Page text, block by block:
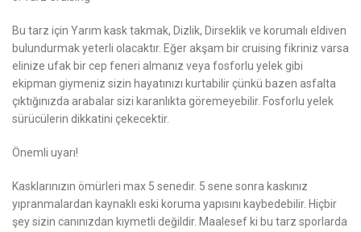
Bu tarz için Yarım kask takmak, Dizlik, Dirseklik ve korumalı eldiven
bulundurmak yeterli olacaktır. Eğer akşam bir cruising fikriniz varsa
elinize ufak bir cep feneri almanız veya fosforlu yelek gibi
ekipman giymeniz sizin hayatınızı kurtabilir çünkü bazen asfalta
çıktığınızda arabalar sizi karanlıkta göremeyebilir. Fosforlu yelek
sürücülerin dikkatini çekecektir.
Önemli uyarı!
Kasklarınızın ömürleri max 5 senedir. 5 sene sonra kaskınız
yıpranmalardan kaynaklı eski koruma yapısını kaybedebilir. Hiçbir
şey sizin canınızdan kıymetli değildir. Maalesef ki bu tarz sporlarda